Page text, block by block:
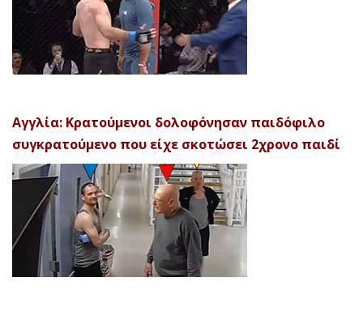
Αγγλία: Κρατούμενοι δολοφόνησαν παιδόφιλο
συγκρατούμενο που είχε σκοτώσει 2χρονο παιδί